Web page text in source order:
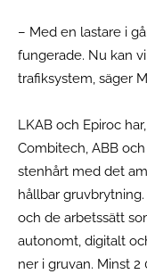
– Med en lastare i
fungerade. Nu kan
trafiksystem, säger
LKAB och Epiroc
Combitech, ABB
stenhårt med det
hållbar
och de arbetssätt
autonomt, digitalt
ner i gruvan. Minst